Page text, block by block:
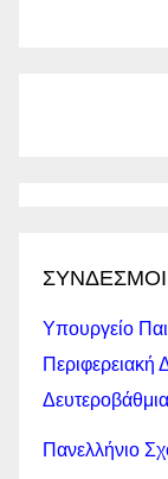
ΣΥΝΔΕΣΜΟΙ
Υπουργείο
Πανελλήνιο